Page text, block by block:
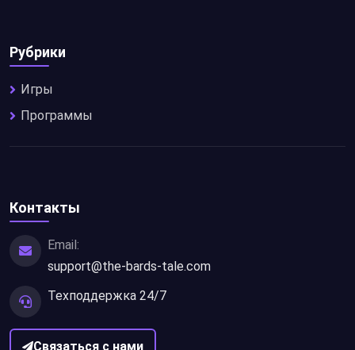
Рубрики
Игры
Программы
Контакты
Email:
support@the-bards-tale.com
Техподдержка 24/7
Связаться с нами